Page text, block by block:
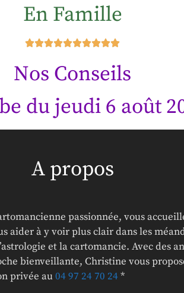
En Famille
Nos Conseils
du jeudi 6 août
A propos
passionnée, vous
aider à y voir plus clair dans les
et la cartomancie. Avec des
bienveillante, Christine vous
privée au04 97 24 70 24*